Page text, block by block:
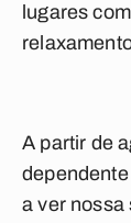
lugares
A partir de
a ver nossa